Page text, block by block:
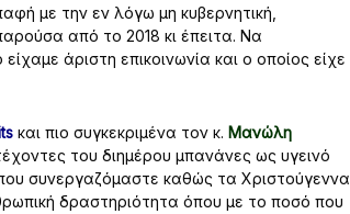
με την εν λόγω μη κυβερνητική,
από το 2018 κι έπειτα. Να
άριστη επικοινωνία και ο οποίος είχε
και πιο συγκεκριμένα τον κ. Μανώλη
του διημέρου μπανάνες ως υγεινό
συνεργαζόμαστε καθώς τα Χριστούγεννα
δραστηριότητα όπου με το ποσό που